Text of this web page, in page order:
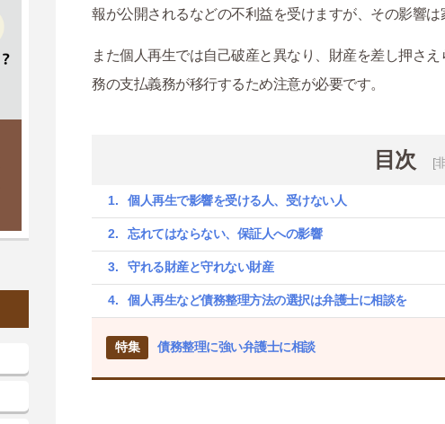
報が公開されるなどの不利益を受けますが、その影響は
また個人再生では自己破産と異なり、財産を差し押さ
務の支払義務が移行するため注意が必要です。
目次 [
個人再生で影響を受ける人、受けない人
忘れてはならない、保証人への影響
守れる財産と守れない財産
個人再生など債務整理方法の選択は弁護士に相談を
特集 債務整理に強い弁護士に相談